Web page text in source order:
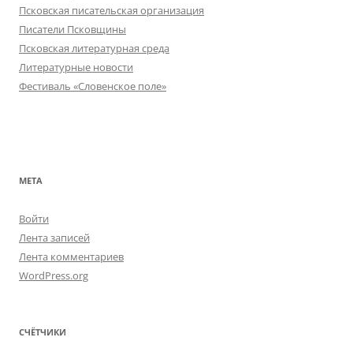
Псковская писательская организация
Писатели Псковщины
Псковская литературная среда
Литературные новости
Фестиваль «Словенское поле»
МЕТА
Войти
Лента записей
Лента комментариев
WordPress.org
СЧЁТЧИКИ